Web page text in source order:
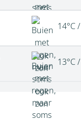
14°C /
13°C /